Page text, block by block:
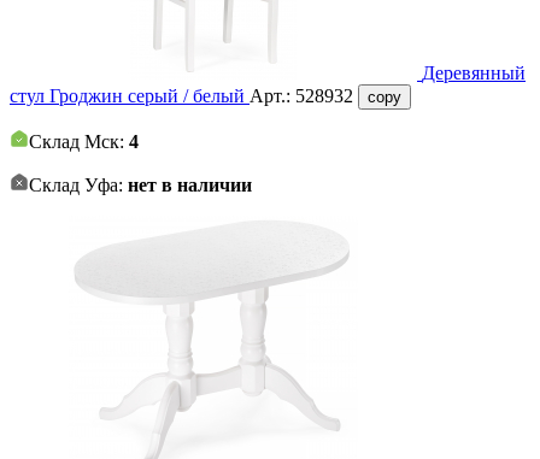
Деревянный
стул Гроджин серый / белый Арт.: 528932 copy
Склад Мск: 4
Склад Уфа: нет в наличии